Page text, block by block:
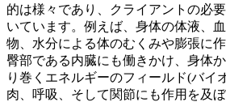
的は様々であり、クライアントの必
いています。例えば、身体の体液、
物、水分による体のむくみや膨張に
臀部である内臓にも働きかけ、身体
り巻くエネルギーのフィールド(バイ
肉、呼吸、そして関節にも作用を及ぼ